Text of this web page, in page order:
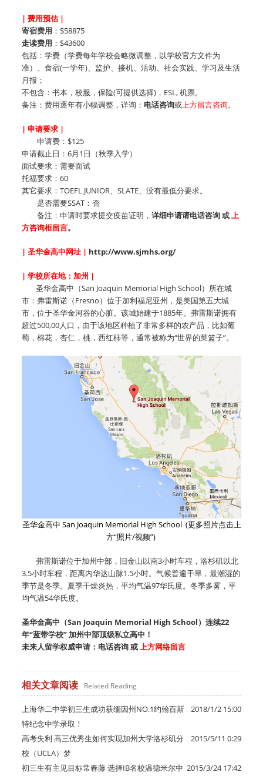
| 费用预估 |
寄宿费用 ：$58875
走读费用 ：$43600
包括：学费（学费每年学校会略微调整，以学校官方文件为
准）、食宿(一学年)、监护、接机、活动、社会实践、学习及生活
月报；
不包含：书本，校服，保险(可提供选择)，ESL, 机票。
备注：费用逐年有小幅调整，详询： 电话咨询或上方留言咨询。
| 申请要求 |
申请费：$125
申请截止日：6月1日（秋季入学）
面试要求：需要面试
托福要求：60
其它要求：TOEFL JUNIOR、SLATE、没有最低分要求。
是否需要SSAT：否
备注： 申请时要求提交疫苗证明， 详细申请请电话咨询 或上
方咨询框留言。
| 圣华金高中网址 | http://www.sjmhs.org/
| 学校所在地：加州 |
圣华金高中（San Joaquin Memorial High School）所在城
市：弗雷斯诺（Fresno）位于加利福尼亚州，是美国第五大城
市，位于圣华金河谷的心脏。该城始建于1885年。弗雷斯诺拥有
超过500,00人口，由于该地区种植了非常多样的农产品，比如葡
萄，棉花，杏仁，桃，西红柿等，通常被称为“世界的菜篮子”。
圣华金高中 San Joaquin Memorial High School (更多照片点击上
方“照片/视频”)
弗雷斯诺位于加州中部，旧金山以南3小时车程，洛杉矶以北
3.5小时车程，距离内华达山脉1.5小时。气候普遍干旱，最潮湿的
季节是冬季。夏季干燥炎热，平均气温97华氏度。冬季多雾，平
均气温54华氏度。
圣华金高中（San Joaquin Memorial High School）连续22
年“蓝带学校” 加州中部顶级私立高中！
未来人留学权威申请：电话咨询 或上方网络留言
相关文章阅读 Related Reading
2018/1/2 15:00
上海华二中学初三生成功获缅因州NO.1约翰百斯
特纪念中学录取！
2015/5/11 0:29
高考失利 高三优秀生如何实现加州大学洛杉矶分
校（UCLA）梦
2015/3/24 17:42
初三生有主见目标常春藤 选择IB名校温德米尔中